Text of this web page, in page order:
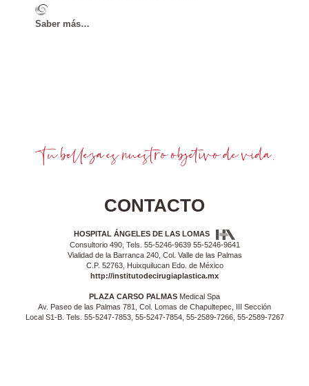
Saber más…
CONTACTO
HOSPITAL ÁNGELES DE LAS LOMAS
Consultorio 490, Tels. 55-5246-9639 55-5246-9641
Vialidad de la Barranca 240, Col. Valle de las Palmas
C.P. 52763, Huixquilucan Edo. de México
http://institutodecirugiaplastica.mx
PLAZA CARSO PALMAS Medical Spa
Av. Paseo de las Palmas 781, Col. Lomas de Chapultepec, III Sección
Local S1-B. Tels. 55-5247-7853, 55-5247-7854, 55-2589-7266, 55-2589-7267